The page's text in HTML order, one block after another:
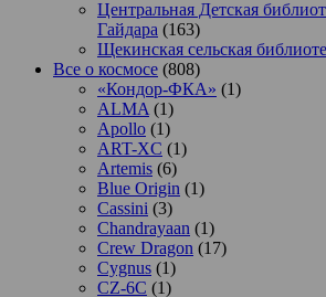
Центральная Детская
Гайдара (163)
Щекинская сельская
Все о космосе (808)
«Кондор-ФКА» (1)
ALMA (1)
Apollo (1)
ART-XC (1)
Artemis (6)
Blue Origin (1)
Cassini (3)
Chandrayaan (1)
Crew Dragon (17)
Cygnus (1)
CZ-6C (1)